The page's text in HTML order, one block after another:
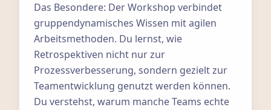
Das Besondere: Der Workshop verbindet
gruppendynamisches Wissen mit agilen
Arbeitsmethoden. Du lernst, wie
Retrospektiven nicht nur zur
Prozessverbesserung, sondern gezielt zur
Teamentwicklung genutzt werden können.
Du verstehst, warum manche Teams echte